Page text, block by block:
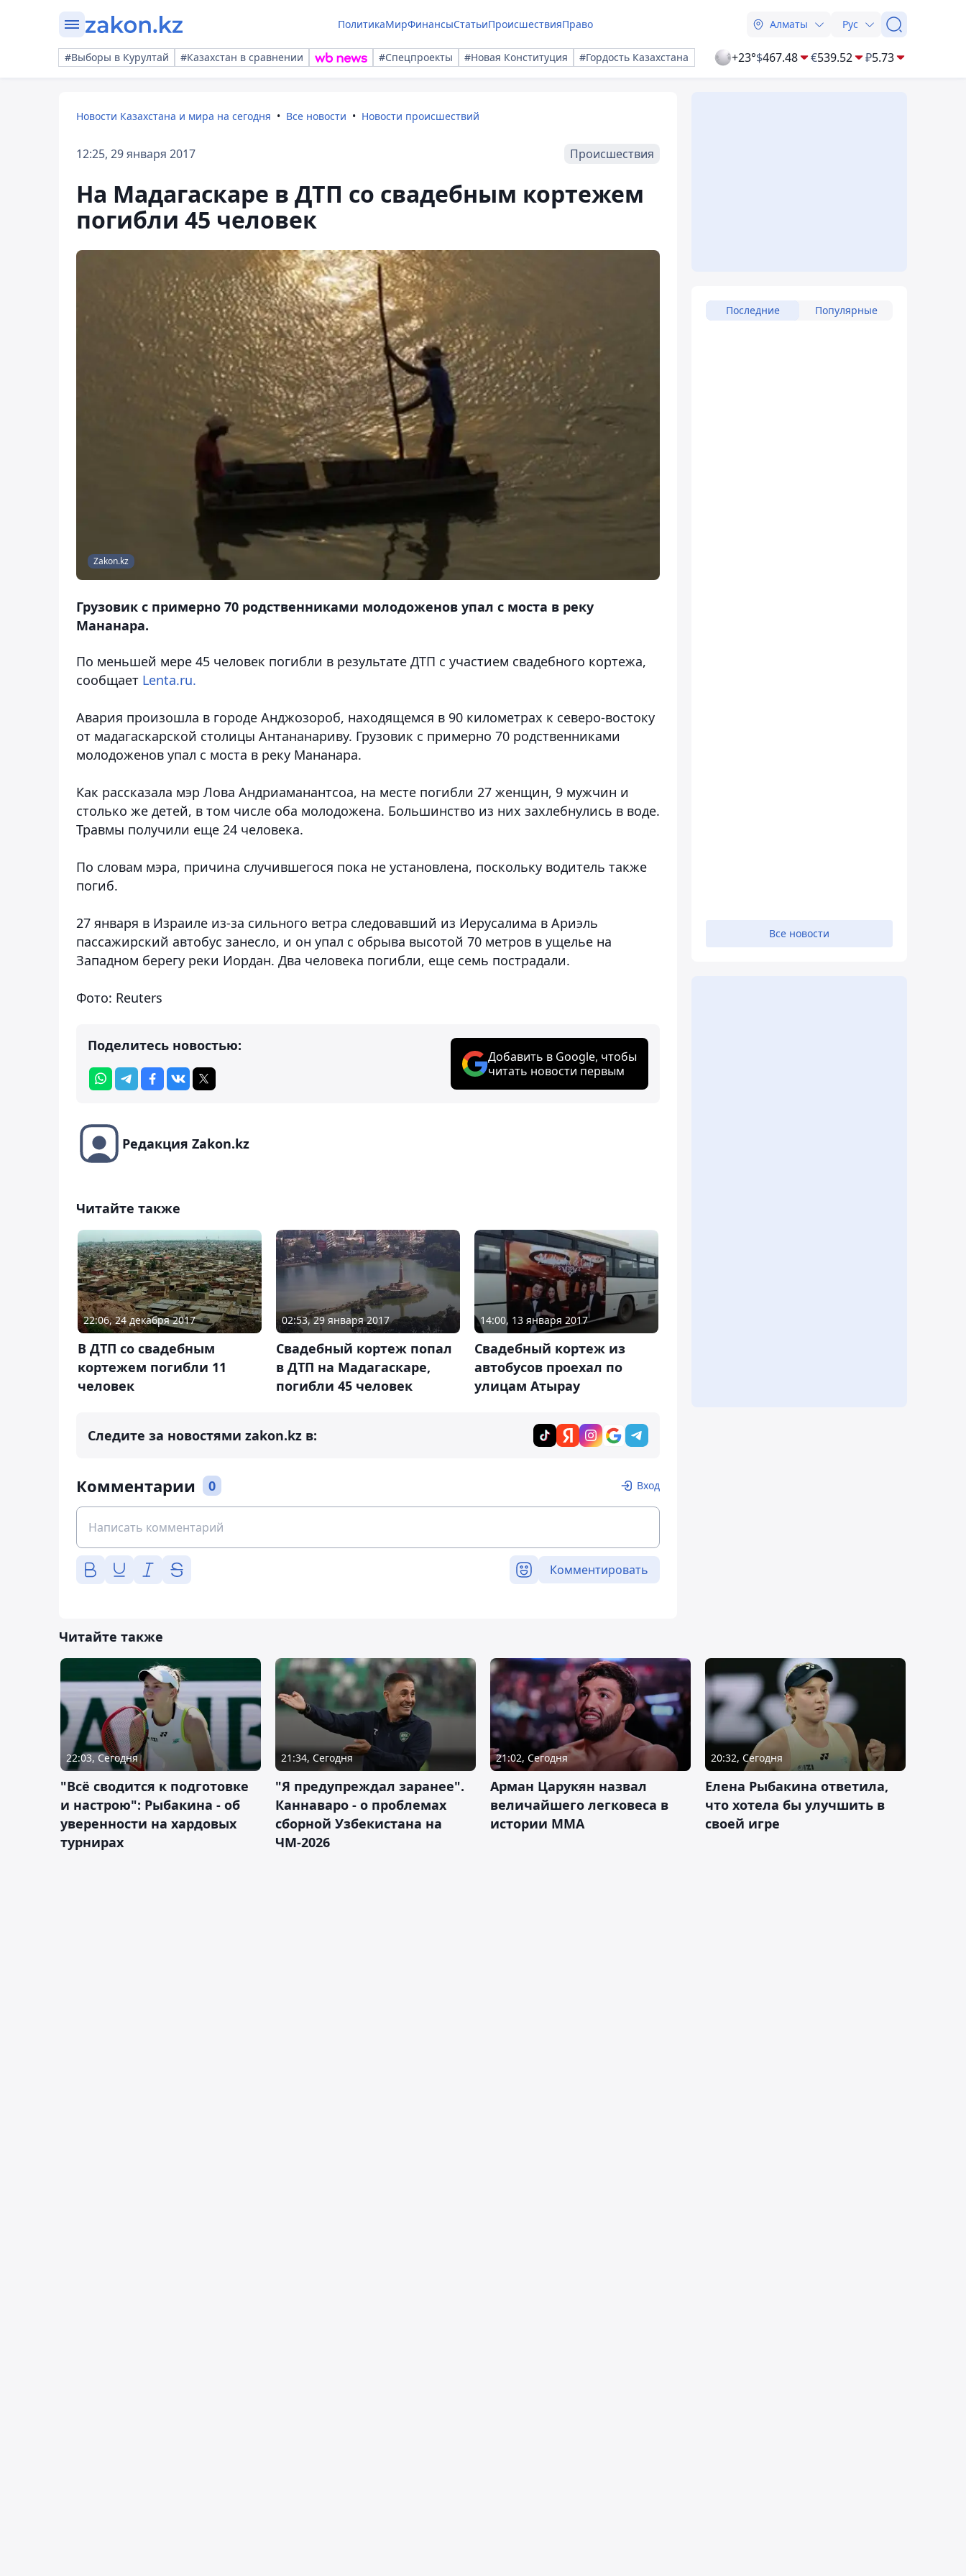
ПолитикаМирФинансыСтатьиПроисшествияПраво Алматы Рус
#Выборы в Курултай #Казахстан в сравнении #Спецпроекты #Новая Конституция #Гордость Казахстана +23°$467.48 €539.52 ₽5.73
Новости Казахстана и мира на сегодня Все новости Новости происшествий
12:25, 29 января 2017 Происшествия
На Мадагаскаре в ДТП со свадебным кортежем
погибли 45 человек
Zakon.kz
Грузовик с примерно 70 родственниками молодоженов упал с моста в реку
Мананара.
По меньшей мере 45 человек погибли в результате ДТП с участием свадебного кортежа,
сообщает Lenta.ru.
Авария произошла в городе Анджозороб, находящемся в 90 километрах к северо-востоку
от мадагаскарской столицы Антананариву. Грузовик с примерно 70 родственниками
молодоженов упал с моста в реку Мананара.
Как рассказала мэр Лова Андриаманантсоа, на месте погибли 27 женщин, 9 мужчин и
столько же детей, в том числе оба молодожена. Большинство из них захлебнулись в воде.
Травмы получили еще 24 человека.
По словам мэра, причина случившегося пока не установлена, поскольку водитель также
погиб.
27 января в Израиле из-за сильного ветра следовавший из Иерусалима в Ариэль
пассажирский автобус занесло, и он упал с обрыва высотой 70 метров в ущелье на
Западном берегу реки Иордан. Два человека погибли, еще семь пострадали.
Фото: Reuters
Поделитесь новостью:
Добавить в Google, чтобы
читать новости первым
Редакция Zakon.kz
Читайте также
22:06, 24 декабря 2017
В ДТП со свадебным
кортежем погибли 11
человек
02:53, 29 января 2017
Свадебный кортеж попал
в ДТП на Мадагаскаре,
погибли 45 человек
14:00, 13 января 2017
Свадебный кортеж из
автобусов проехал по
улицам Атырау
Следите за новостями zakon.kz в:
Комментарии 0 Вход
Комментировать
Последние Популярные
Все новости
Читайте также
22:03, Сегодня
"Всё сводится к подготовке
и настрою": Рыбакина - об
уверенности на хардовых
турнирах
21:34, Сегодня
"Я предупреждал заранее".
Каннаваро - о проблемах
сборной Узбекистана на
ЧМ-2026
21:02, Сегодня
Арман Царукян назвал
величайшего легковеса в
истории ММА
20:32, Сегодня
Елена Рыбакина ответила,
что хотела бы улучшить в
своей игре